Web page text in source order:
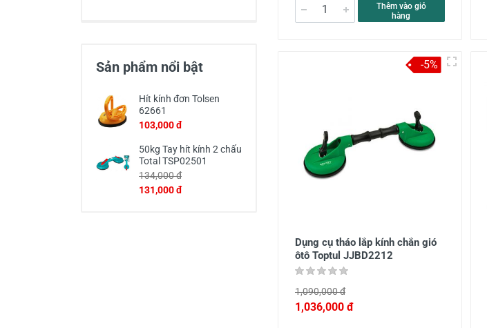
Sản phẩm nổi bật
Hít kính đơn Tolsen
62661
103,000 đ
50kg Tay hít kính 2 chấu
Total TSP02501
134,000 đ
131,000 đ
Thêm vào giỏ
hàng
Dụng cụ tháo lắp kính chắn gió
ôtô Toptul JJBD2212
1,090,000 đ
1,036,000 đ
-5%